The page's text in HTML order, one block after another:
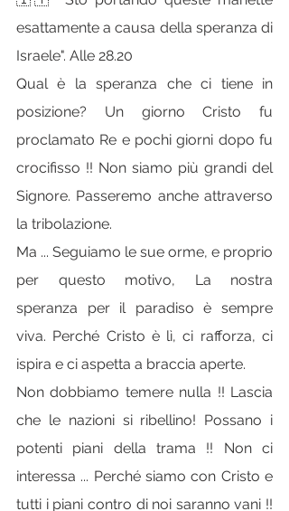
esattamente a causa della speranza di
Israele". Alle 28.20
Qual è la speranza che ci tiene in
posizione? Un giorno Cristo fu
proclamato Re e pochi giorni dopo fu
crocifisso !! Non siamo più grandi del
Signore. Passeremo anche attraverso
la tribolazione.
Ma ... Seguiamo le sue orme, e proprio
per questo motivo, La nostra
speranza per il paradiso è sempre
viva. Perché Cristo è lì, ci rafforza, ci
ispira e ci aspetta a braccia aperte.
Non dobbiamo temere nulla !! Lascia
che le nazioni si ribellino! Possano i
potenti piani della trama !! Non ci
interessa ... Perché siamo con Cristo e
tutti i piani contro di noi saranno vani !!